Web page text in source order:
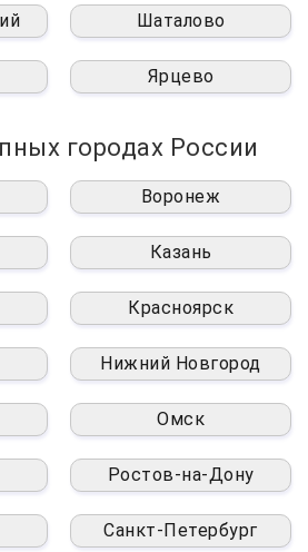
Шаталово
Ярцево
городах России
Воронеж
Казань
Красноярск
Нижний Новгород
Омск
Ростов-на-Дону
Санкт-Петербург